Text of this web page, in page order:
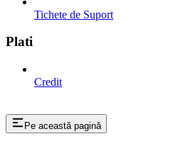
Tichete de Suport
Plati
Credit
Pe această pagină